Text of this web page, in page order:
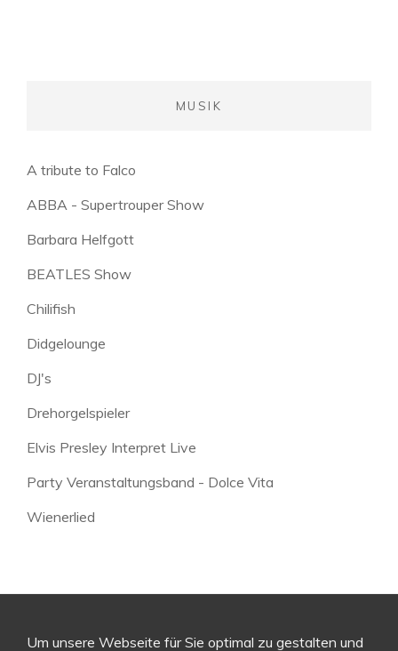
MUSIK
A tribute to Falco
ABBA - Supertrouper Show
Barbara Helfgott
BEATLES Show
Chilifish
Didgelounge
DJ's
Drehorgelspieler
Elvis Presley Interpret Live
Party Veranstaltungsband - Dolce Vita
Wienerlied
Um unsere Webseite für Sie optimal zu gestalten und